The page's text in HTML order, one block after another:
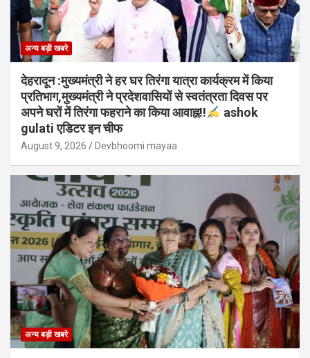
अन्य बड़ी खबरे
देहरादून :मुख्यमंत्री ने हर घर तिरंगा यात्रा कार्यक्रम में किया
प्रतिभाग,मुख्यमंत्री ने प्रदेशवासियों से स्वतंत्रता दिवस पर
अपने घरों में तिरंगा फहराने का किया आवाह्न!!
ashok
gulati एडिटर इन चीफ
August 9, 2026 Devbhoomi mayaa
अन्य बड़ी खबरे